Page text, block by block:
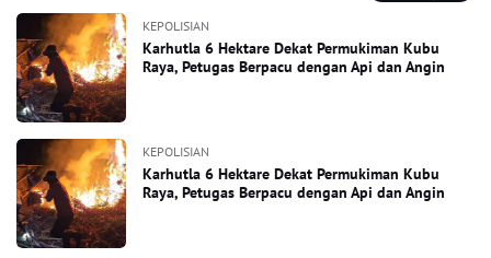
KEPOLISIAN
Karhutla 6 Hektare Dekat Permukiman Kubu
Raya, Petugas Berpacu dengan Api dan Angin
KEPOLISIAN
Karhutla 6 Hektare Dekat Permukiman Kubu
Raya, Petugas Berpacu dengan Api dan Angin